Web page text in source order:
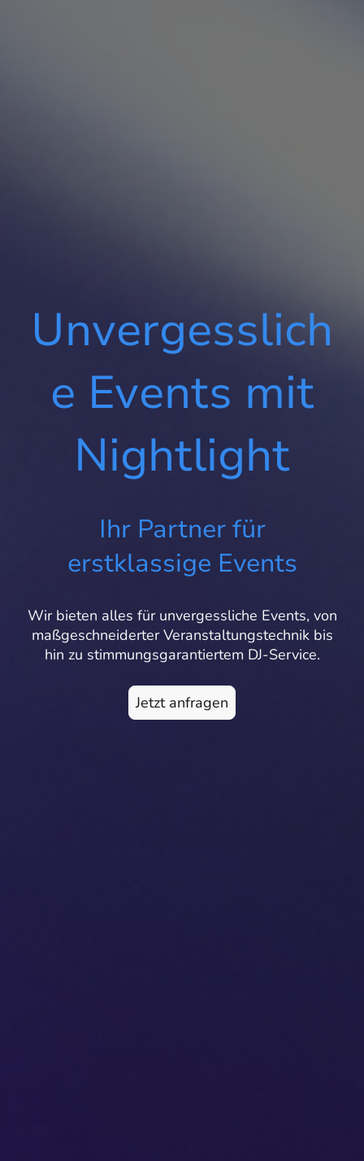
Unvergesslich
e Events mit
Nightlight
Ihr Partner für
erstklassige Events
Wir bieten alles für unvergessliche Events, von
maßgeschneiderter Veranstaltungstechnik bis
hin zu stimmungsgarantiertem DJ-Service.
Jetzt anfragen